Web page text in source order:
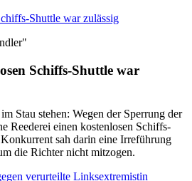
Shuttle war zulässig
Schiffs-Shuttle war
Stau stehen: Wegen der Sperrung der
Reederei einen kostenlosen Schiffs-
sah darin eine Irreführung
die Richter nicht mitzogen.
verurteilte Linksextremistin